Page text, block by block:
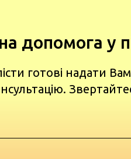
допомога у
готові надати